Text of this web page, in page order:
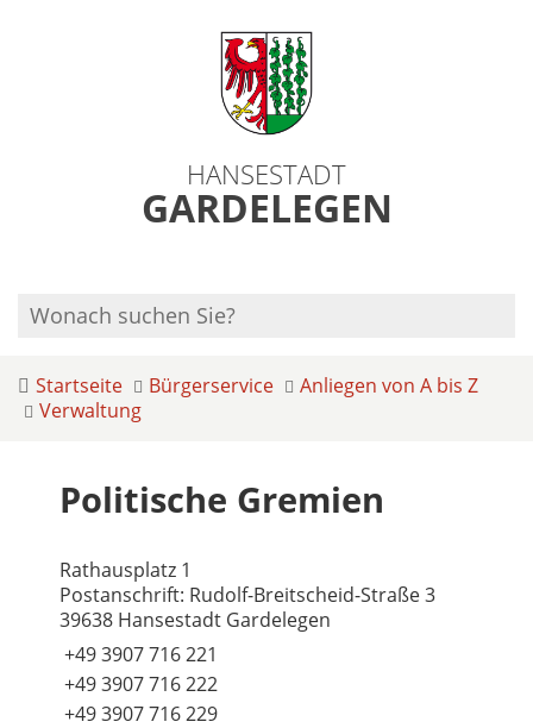
HANSESTADT
GARDELEGEN
Startseite Bürgerservice
Anliegen von A bis Z
Verwaltung
Politische Gremien
Rathausplatz 1
Postanschrift: Rudolf-Breitscheid-Straße 3
39638 Hansestadt Gardelegen
+49 3907 716 221
+49 3907 716 222
+49 3907 716 229